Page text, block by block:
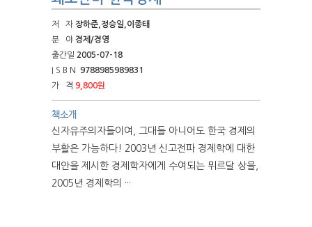
저 자 장하준,정승일,이종태
분 야 경제/경영
출간일 2005-07-18
I S B N
9788985989831
가 격 9,800원
책소개
신자유주의자들이여, 그대들 아니어도 한국 경제의
부활은 가능하다! 2003년 신고전파 경제학에 대한
대안을 제시한 경제학자에게 수여되는 뮈르달 상을,
2005년 경제학의 ···